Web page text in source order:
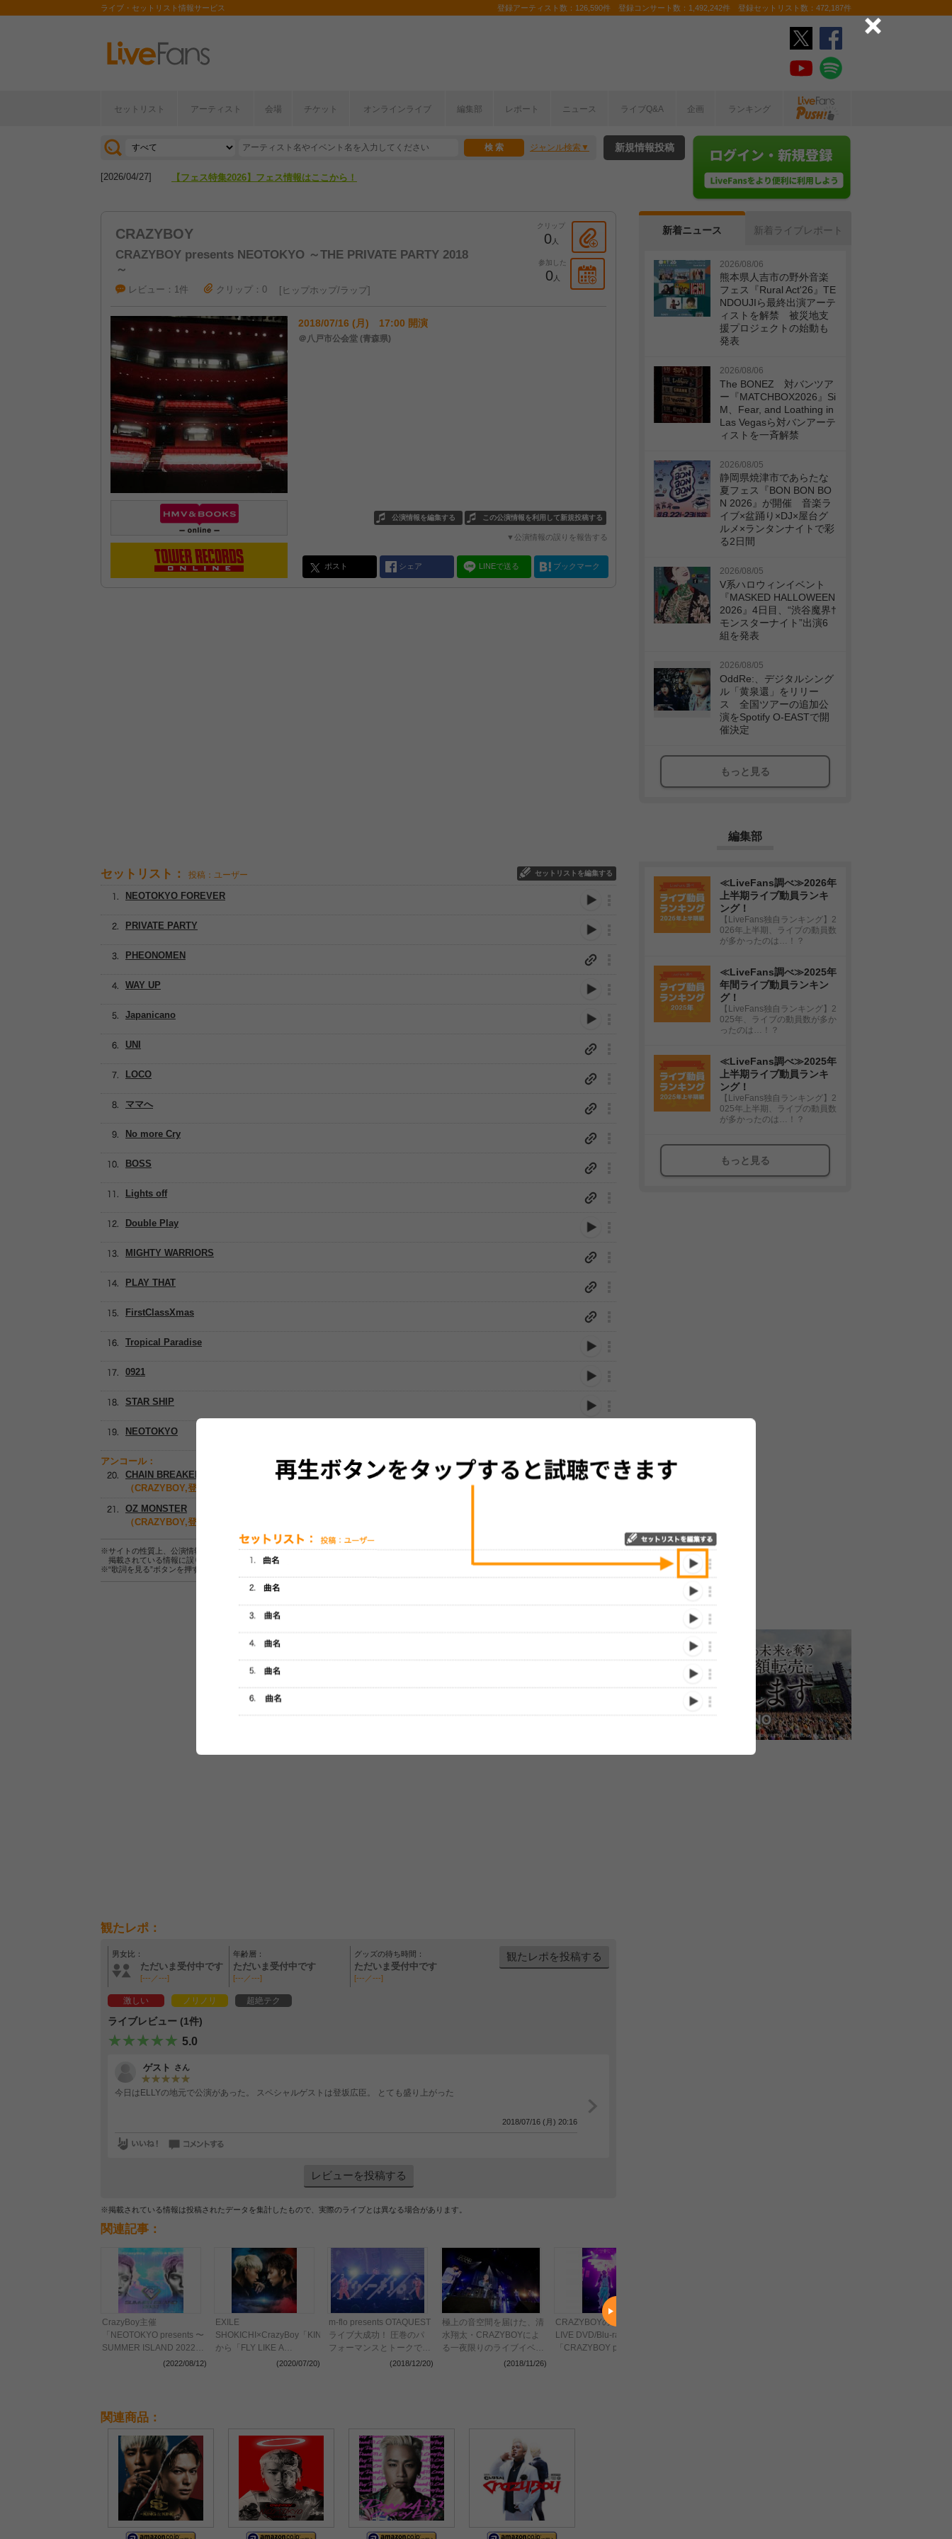
ライブ・セットリスト情報サービス 登録アーティスト数：126,590件 登録コンサート数：1,492,242件 登録セットリスト数：472,187件
セットリスト アーティスト 会場 チケット オンラインライブ 編集部 レポート ニュース ライブQ&A 企画 ランキング
ジャンル検索
[2026/07/28] 【ライブ動員ランキング】2026年上半期編発表！
[2026/04/27] 【フェス特集2026】フェス情報はここから！
新規情報投稿
CRAZYBOY
CRAZYBOY presents NEOTOKYO ～THE PRIVATE PARTY 2018
～
クリップ
0人
参加した
0人
レビュー：1件 クリップ：0 ヒップホップ/ラップ
2018/07/16 (月) 17:00 開演
＠八戸市公会堂 (青森県)
この公演情報を利用して新規投稿する
公演情報を編集する
▼公演情報の誤りを報告する
ポスト シェア LINEで送る ブックマーク
セットリスト： 投稿：ユーザー セットリストを編集する
WAY UP
ママへ
BOSS
NEOTOKYO FOREVER
Japanicano
UNI
LOCO
PRIVATE PARTY
No more Cry
PHEONOMEN
Lights off
Double Play
MIGHTY WARRIORS
PLAY THAT
FirstClassXmas
Tropical Paradise
0921
STAR SHIP
NEOTOKYO
アンコール：
CHAIN BREAKER
（CRAZYBOY,登坂広臣）
OZ MONSTER
（CRAZYBOY,登坂広臣）
※サイトの性質上、公演情報およびセットリスト情報の正確性は保証されませんので、あらかじめご了承ください。
掲載されている情報に誤りがある場合は、
こちら
※“歌詞を見る”ボタンを押すと、株式会社ページワンが運営する歌詞サイト「
セットリストをプレイリストにして保存する
観たレポ：
男女比：
ただいま受付中です
[---／---]
年齢層：
ただいま受付中です
[---／---]
グッズの待ち時間：
ただいま受付中です
[---／---]
観たレポを投稿する
激しい ノリノリ 超絶テク
ライブレビュー (1件)
5.0
ゲスト さん
今日はELLYの地元で公演があった。 スペシャルゲストは登坂広臣。 とても盛り上がった ️
2018/07/16 (月) 20:16
レビューを投稿する
※掲載されている情報は投稿されたデータを集計したもので、実際のライブとは異なる場合があります。
関連記事：
CrazyBoy主催
「NEOTOKYO presents 〜
SUMMER ISLAND 2022
～」の第1弾ゲスト発表
(2022/08/12)
EXILE
SHOKICHI×CrazyBoy「KING&KING」
から「FLY LIKE A
DRAGON」が先行配信
(2020/07/20)
m-flo presents OTAQUEST
ライブ大成功！ 圧巻のパ
フォーマンスとトークで
(2018/12/20)
極上の音空間を届けた、清
水翔太・CRAZYBOYによ
る一夜限りのライブイベン
ト “BREAK OUT presents
(2018/11/26)
CRAZYBOYの初ツアー
LIVE DVD/Blu-ray Disc
「CRAZYBOY presents
関連商品：
新着ニュース 新着ライブレポート
2026/08/06
熊本県人吉市の野外音楽
フェス『Rural Act'26』TE
NDOUJIら最終出演アーテ
ィストを解禁 被災地支
援プロジェクトの始動も
発表
2026/08/06
The BONEZ 対バンツア
ー『MATCHBOX2026』Si
M、Fear, and Loathing in
Las Vegasら対バンアーテ
ィストを一斉解禁
2026/08/05
静岡県焼津市であらたな
夏フェス『BON BON BO
N 2026』が開催 音楽ラ
イブ×盆踊り×DJ×屋台グ
ルメ×ランタンナイトで彩
る2日間
2026/08/05
V系ハロウィンイベント
『MASKED HALLOWEEN
2026』4日目、“渋谷魔界†
モンスターナイト”出演6
組を発表
2026/08/05
OddRe:、デジタルシング
ル「黄泉還」をリリー
ス 全国ツアーの追加公
演をSpotify O-EASTで開
催決定
もっと見る
編集部
≪LiveFans調べ≫2026年
上半期ライブ動員ランキ
ング！
【LiveFans独自ランキング】2
026年上半期、ライブの動員数
が多かったのは…！？
≪LiveFans調べ≫2025年
年間ライブ動員ランキン
グ！
【LiveFans独自ランキング】2
025年、ライブの動員数が多か
ったのは…！？
≪LiveFans調べ≫2025年
上半期ライブ動員ランキ
ング！
【LiveFans独自ランキング】2
025年上半期、ライブの動員数
が多かったのは…！？
もっと見る